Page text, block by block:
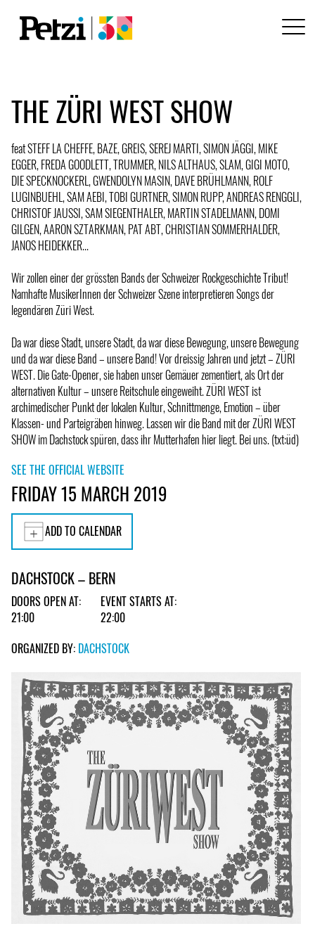
THE ZÜRI WEST SHOW
feat STEFF LA CHEFFE, BAZE, GREIS, SEREJ MARTI, SIMON JÄGGI, MIKE
EGGER, FREDA GOODLETT, TRUMMER, NILS ALTHAUS, SLAM, GIGI MOTO,
DIE SPECKNOCKERL, GWENDOLYN MASIN, DAVE BRÜHLMANN, ROLF
LUGINBUEHL, SAM AEBI, TOBI GURTNER, SIMON RUPP, ANDREAS RENGGLI,
CHRISTOF JAUSSI, SAM SIEGENTHALER, MARTIN STADELMANN, DOMI
GILGEN, AARON SZTARKMAN, PAT ABT, CHRISTIAN SOMMERHALDER,
JANOS HEIDEKKER...
Wir zollen einer der grössten Bands der Schweizer Rockgeschichte Tribut!
Namhafte MusikerInnen der Schweizer Szene interpretieren Songs der
legendären Züri West.
Da war diese Stadt, unsere Stadt, da war diese Bewegung, unsere Bewegung
und da war diese Band – unsere Band! Vor dreissig Jahren und jetzt – ZÜRI
WEST. Die Gate-Opener, sie haben unser Gemäuer zementiert, als Ort der
alternativen Kultur – unsere Reitschule eingeweiht. ZÜRI WEST ist
archimedischer Punkt der lokalen Kultur, Schnittmenge, Emotion – über
Klassen- und Parteigräben hinweg. Lassen wir die Band mit der ZÜRI WEST
SHOW im Dachstock spüren, dass ihr Mutterhafen hier liegt. Bei uns. (txt:üd)
SEE THE OFFICIAL WEBSITE
FRIDAY 15 MARCH 2019
ADD TO CALENDAR
DACHSTOCK – BERN
DOORS OPEN AT:
21:00
EVENT STARTS AT:
22:00
ORGANIZED BY: DACHSTOCK